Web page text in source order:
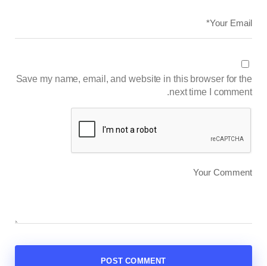
Save my name, email, and website in this browser for the
next time I comment.